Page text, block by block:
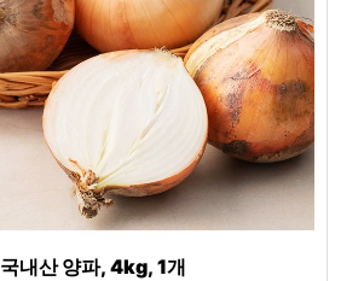
국내산 양파, 4kg, 1개